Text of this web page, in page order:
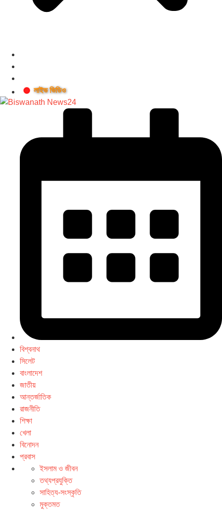
লাইভ ভিডিও
বিশ্বনাথ
সিলেট
বাংলাদেশ
জাতীয়
আন্তর্জাতিক
রাজনীতি
শিক্ষা
খেলা
বিনোদন
প্রবাস
ইসলাম ও জীবন
তথ্যপ্রযুক্তি
সাহিত্য-সংস্কৃতি
মুক্তমত